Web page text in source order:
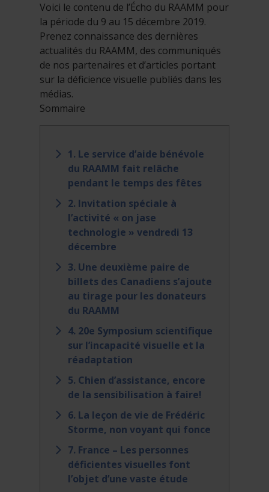
Voici le contenu de l’Écho du RAAMM pour
la période du 9 au 15 décembre 2019.
Prenez connaissance des dernières
actualités du RAAMM, des communiqués
de nos partenaires et d’articles portant
sur la déficience visuelle publiés dans les
médias.
Sommaire
1. Le service d’aide bénévole
du RAAMM fait relâche
pendant le temps des fêtes
2. Invitation spéciale à
l’activité « on jase
technologie » vendredi 13
décembre
3. Une deuxième paire de
billets des Canadiens s’ajoute
au tirage pour les donateurs
du RAAMM
4. 20e Symposium scientifique
sur l’incapacité visuelle et la
réadaptation
5. Chien d’assistance, encore
de la sensibilisation à faire!
6. La leçon de vie de Frédéric
Storme, non voyant qui fonce
7. France – Les personnes
déficientes visuelles font
l’objet d’une vaste étude